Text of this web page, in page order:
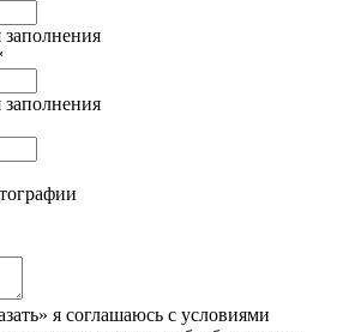
заполнения
заполнения
я соглашаюсь с условиями